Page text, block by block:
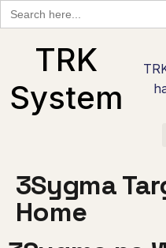
Search
for:
TRK
System
3Sygma
Home